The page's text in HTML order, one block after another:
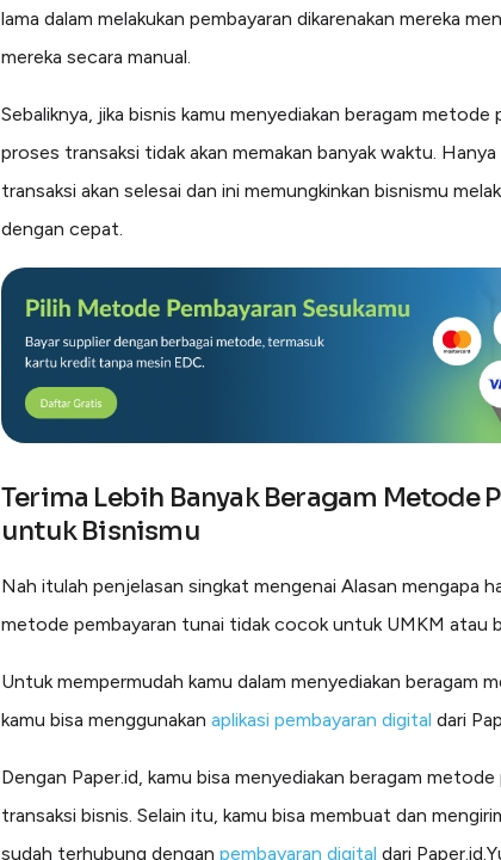
lama dalam melakukan pembayaran dikarenakan mereka
mereka secara manual.
Sebaliknya, jika bisnis kamu menyediakan beragam metode
proses transaksi tidak akan memakan banyak waktu.
transaksi akan selesai dan ini memungkinkan bisnismu
dengan cepat.
Terima Lebih Banyak Beragam Metode
untuk Bisnismu
Nah itulah penjelasan singkat mengenai Alasan mengapa
metode pembayaran tunai tidak cocok untuk UMKM atau
Untuk mempermudah kamu dalam menyediakan beragam
kamu bisa menggunakan aplikasi pembayaran digital dari
Dengan Paper.id, kamu bisa menyediakan beragam
transaksi bisnis. Selain itu, kamu bisa membuat dan
sudah terhubung dengan pembayaran digital dari